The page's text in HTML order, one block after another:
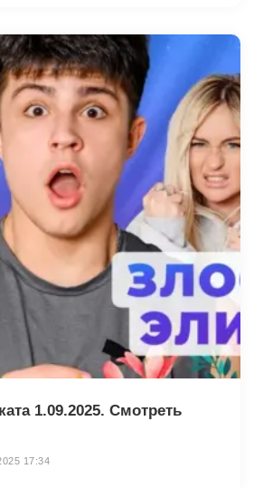
1.09.2025. Смотреть
17:34